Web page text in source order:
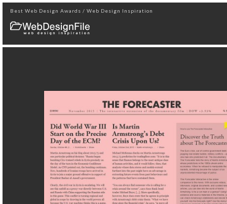
Best Web Design Awards / Web Design Inspiration